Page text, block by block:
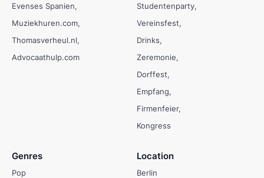
Evenses Spanien
Muziekhuren.com
Thomasverheul.nl
Advocaathulp.com
Studentenparty
Vereinsfest
Drinks
Zeremonie
Dorffest
Empfang
Firmenfeier
Kongress
Genres
Pop
Location
Berlin